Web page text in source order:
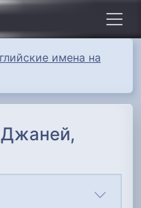
имена на